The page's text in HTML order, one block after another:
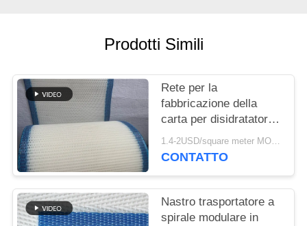
POLICY
Prodotti Simili
Rete per la
fabbricazione della
carta per disidratatori,
Rete formata in
poliestere, Nastro a
polpa di lavaggio
1.4-2USD/square meter MOQ:meetr 1square
CONTATTO
Nastro trasportatore a
spirale modulare in